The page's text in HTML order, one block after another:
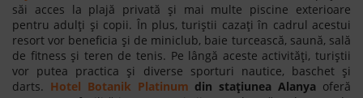
săi acces la plajă privată și mai multe piscine exterioare
pentru adulți și copii. În plus, turiștii cazați în cadrul acestui
resort vor beneficia și de miniclub, baie turcească, saună, sală
de fitness și teren de tenis. Pe lângă aceste activități, turiștii
vor putea practica și diverse sporturi nautice, baschet și
darts. Hotel Botanik Platinum din stațiunea Alanya oferă